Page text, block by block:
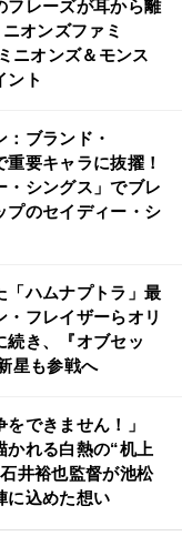
フレーズが耳から離
オンズファミ
ニオンズ＆モンス
ント
：ブランド・
要キャラに抜擢！
・シングス」でブレ
プのセイディー・シ
「ハムナプトラ」最
・フレイザーらオリ
続き、『オブセッ
星も参戦へ
をできません！」
かれる白熱の“机上
井裕也監督が池松
に込めた想い